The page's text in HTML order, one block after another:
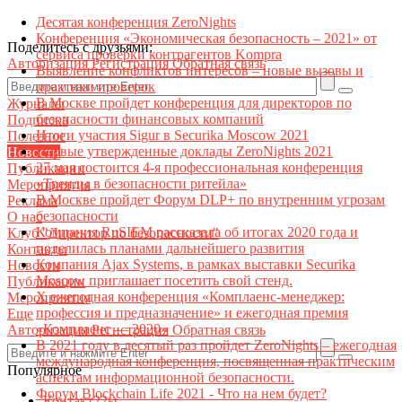
Поделитесь с друзьями:
АвторизацияРегистрацияОбратная связь
Журналы
Подписка
Полезное
Новости
Публикации
Мероприятия
Реклама
О нас
Клуб "Директор по безопасности"
Контакты
Новости
Публикации
Мероприятия
Еще
АвторизацияРегистрация Обратная связь
Популярное
Десятая конференция ZeroNights
Конференция «Экономическая безопасность – 2021» от
сервиса проверки контрагентов Kompra
Выявление конфликтов интересов – новые вызовы и
практики проверок
В Москве пройдет конференция для директоров по
безопасности финансовых компаний
Итоги участия Sigur в Securika Moscow 2021
Первые утвержденные доклады ZeroNights 2021
27 мая состоится 4-я профессиональная конференция
«Тренды в безопасности ритейла»
В Москве пройдет Форум DLP+ по внутренним угрозам
безопасности
Компания RuSIEM рассказала об итогах 2020 года и
поделилась планами дальнейшего развития
Компания Ajax Systems, в рамках выставки Securika
Moscow приглашает посетить свой стенд.
X ежегодная конференция «Комплаенс-менеджер:
профессия и предназначение» и ежегодная премия
«Комплаенс — 2020»
В 2021 году в десятый раз пройдет ZeroNights – ежегодная
международная конференция, посвященная практическим
аспектам информационной безопасности.
Форум Blockchain Life 2021 - Что на нем будет?